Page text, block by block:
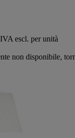
escl. per unità
non disponibile,